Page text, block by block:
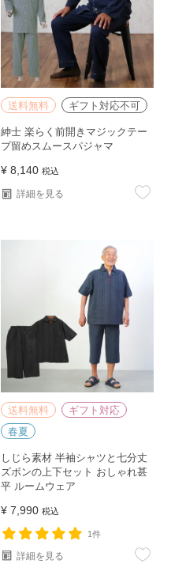
送料無料 ギフト対応不可
紳士 楽らく前開きマジックテー
プ留めスムースパジャマ
¥ 8,140 税込
詳細を見る
送料無料
ギフト対応
春夏
しじら素材 半袖シャツと七分丈
ズボンの上下セット おしゃれ甚
平 ルームウェア
¥ 7,990 税込
1件
詳細を見る